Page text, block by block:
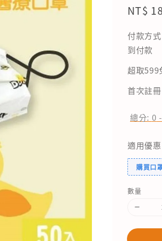
Sale
NT$
付款方
到付款
超取599
首次註
總分: 0 -
適用優惠
購買口
數量